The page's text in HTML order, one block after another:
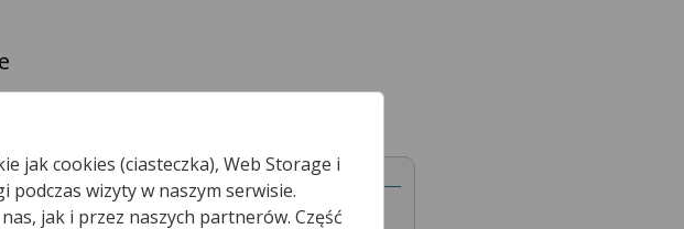
POZ
jak cookies (ciasteczka), Web Storage i
podczas wizyty w naszym serwisie.
jak i przez naszych partnerów. Część